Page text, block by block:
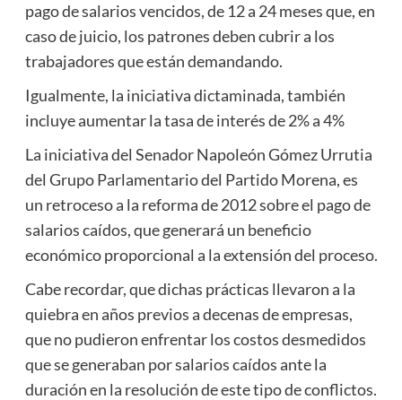
pago de salarios vencidos, de 12 a 24 meses que, en
caso de juicio, los patrones deben cubrir a los
trabajadores que están demandando.
Igualmente, la iniciativa dictaminada, también
incluye aumentar la tasa de interés de 2% a 4%
La iniciativa del Senador Napoleón Gómez Urrutia
del Grupo Parlamentario del Partido Morena, es
un retroceso a la reforma de 2012 sobre el pago de
salarios caídos, que generará un beneficio
económico proporcional a la extensión del proceso.
Cabe recordar, que dichas prácticas llevaron a la
quiebra en años previos a decenas de empresas,
que no pudieron enfrentar los costos desmedidos
que se generaban por salarios caídos ante la
duración en la resolución de este tipo de conflictos.